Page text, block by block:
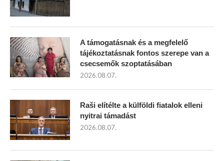
A támogatásnak és a megfelelő
tájékoztatásnak fontos szerepe van a
csecsemők szoptatásában
2026.08.07.
Raši elítélte a külföldi fiatalok elleni
nyitrai támadást
2026.08.07.